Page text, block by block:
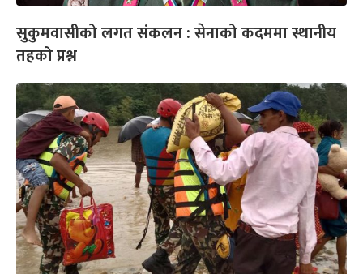
सुकुमवासीको लगत संकलन : सेनाको कदममा स्थानीय
तहको प्रश्न